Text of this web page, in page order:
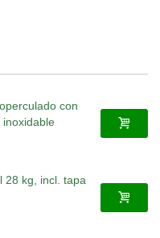
con
28 kg, incl. tapa